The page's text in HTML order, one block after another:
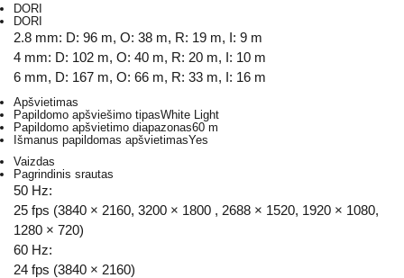
DORI
DORI
2.8 mm: D: 96 m, O: 38 m, R: 19 m, I: 9 m
4 mm: D: 102 m, O: 40 m, R: 20 m, I: 10 m
6 mm, D: 167 m, O: 66 m, R: 33 m, I: 16 m
Apšvietimas
Papildomo apšviešimo tipasWhite Light
Papildomo apšvietimo diapazonas60 m
Išmanus papildomas apšvietimasYes
Vaizdas
Pagrindinis srautas
50 Hz:
25 fps (3840 × 2160, 3200 × 1800 , 2688 × 1520, 1920 × 1080,
1280 × 720)
60 Hz:
24 fps (3840 × 2160)